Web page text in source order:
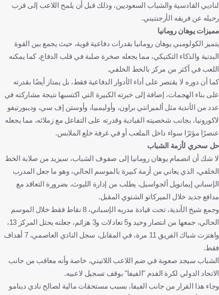
لناديي القادسية والشباب السعوديين، وذلك قبل أن يلمح اللاعب إلى قرب
رحيله عن فريقه الأرجنتيني.
مميزات يوهان رومانيا
يتميز الكولومبي يوهان رومانيا بقدرات دفاعية قوية، حيث يجمع بين القوة
البدنية والذكاء التكتيكي، مما يجعله صخرة صلبة في قلب الدفاع، كما يمكنه
اللعب في أكثر من مركز بالخط الخلفي.
كما أن دوره لا يقتصر على أداء الأدوار الدفاعية فقط، بل يمتاز أيضًا بقدرته
على بناء الهجمات، إضافة إلى خبرته الكبيرة التي اكتسبها نتيجة مشاركته في
عدد من الأندية مثل ألميرانتي براون، وأوليمبيا، وأوستن إف سي، وديبورتيفو
لاكورونيا، بجانب شخصيته القيادية وقدرته على التفاعل مع زملائه، مما يجعله
عنصرًا مؤثرًا سواء داخل الملعب أو في غرفة خلع الملابس.
حل سحري لأزمة الشباب
لا شك أن انضمام يوهان رومانيا إلى صفوف الشباب، سيزيد من صلابة الخط
الخلفي، الذي يعاني من أزمة كبيرة بالموسم الحالي، وهو ما جعل المدرب
الإسباني إيمانويل ألجواسيل، يطلب من إدارة الليوث، بضرورة التعاقد مع
مدافع جديد خلال الميركاتو الشتوي المقبل.
وجمع شيخ الأندية، تحت قيادة مدربه الإسباني، 8 نقاط فقط خلال الموسم
الحالي، جمعها من انتصار وحيد و5 تعادلات و3 هزائم، جعلته يحتل المركز 13،
واهتزت شباك الفريق 11 مرة، في المقابل، سجل النادي العاصمي، 7 أهداف
فقط.
الشباب سيجد صعوبة في ضم اللاعب اللاتيني، خاصة وأنه معاقب من جانب
الاتحاد الدولي لكرة القدم "الفيفا" بوقف تسجيل لاعبيه.
وجاء هذا القرار من جانب الفيفا، بسبب مستحقات مالية لصالح نادي دينامو